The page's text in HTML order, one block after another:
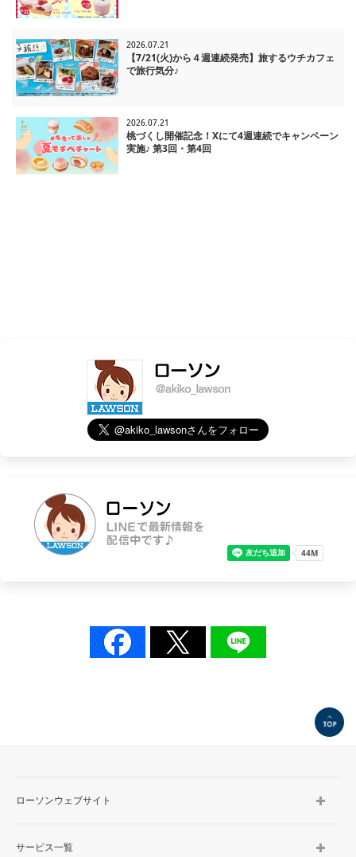
2026.07.21
【7/21(火)から４週連続発売】旅するウチカフェ
で旅行気分♪
2026.07.21
桃づくし開催記念！Xにて4週連続でキャンペーン
実施♪ 第3回・第4回
ローソンウェブサイト
サービス一覧